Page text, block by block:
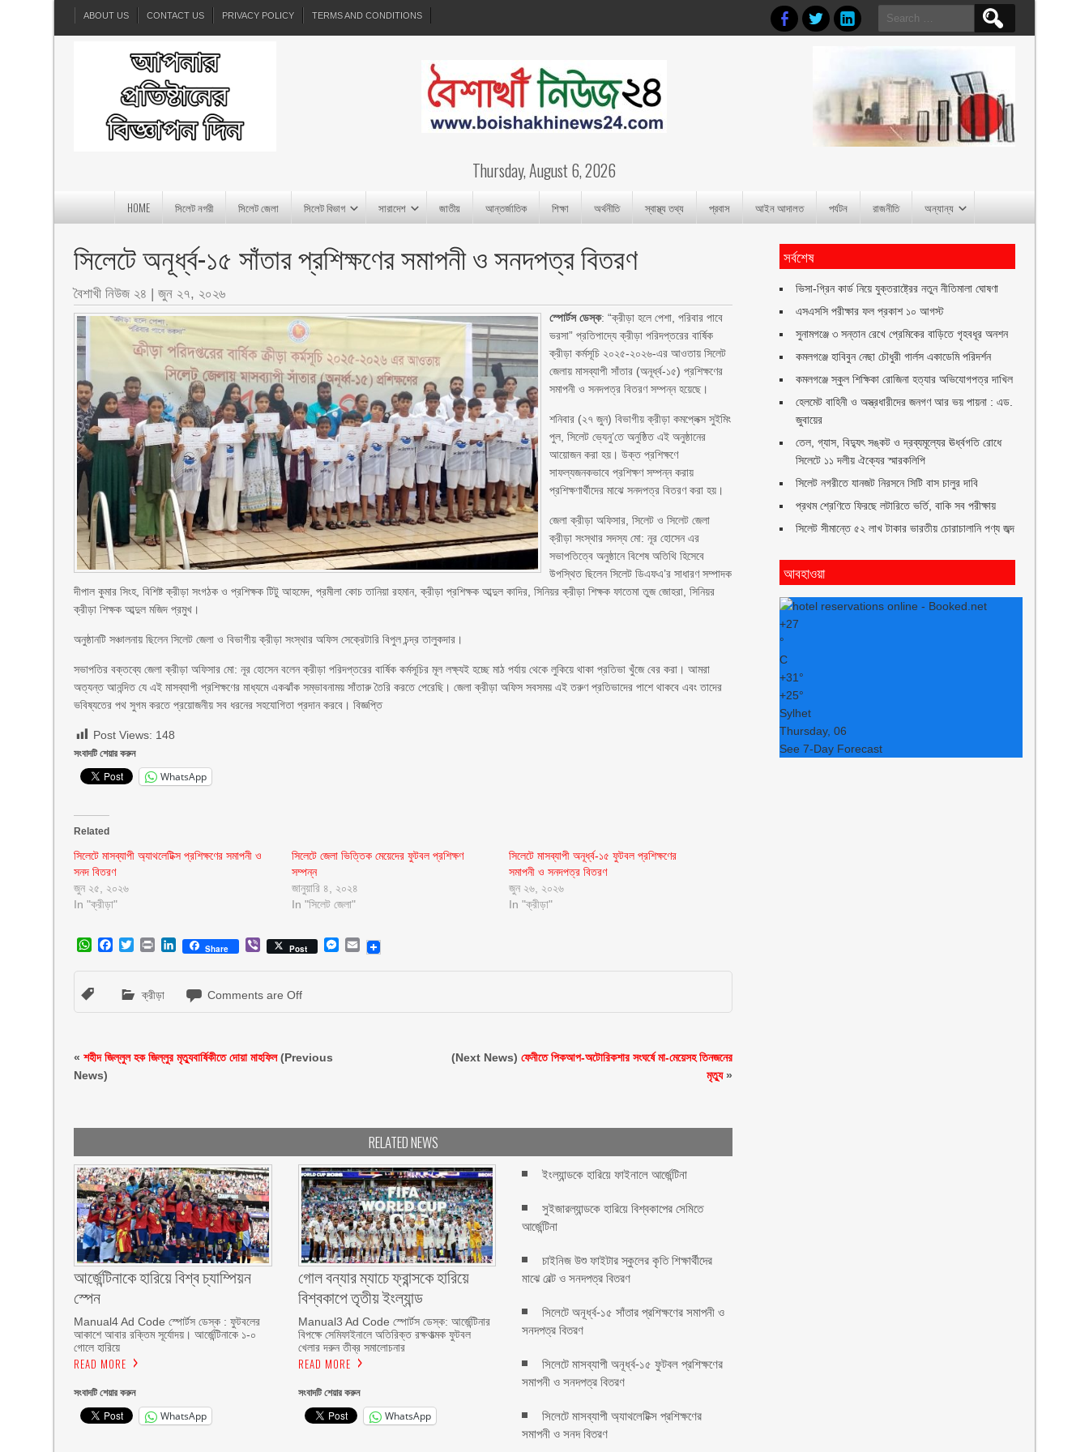
ABOUT US CONTACT US PRIVACY POLICY TERMS AND CONDITIONS
Search
for:
Thursday, August 6, 2026
HOME সিলেট নগরী সিলেট জেলা সিলেট বিভাগ সারাদেশ জাতীয় আন্তর্জাতিক শিক্ষা অর্থনীতি স্বাস্থ্য তথ্য প্রবাস আইন আদালত পর্যটন রাজনীতি অন্যান্য
সিলেটে অনূর্ধ্ব-১৫ সাঁতার প্রশিক্ষণের সমাপনী ও সনদপত্র বিতরণ
বৈশাখী নিউজ ২৪ |জুন ২৭, ২০২৬
স্পোর্টস ডেস্ক: “ক্রীড়া হলে পেশা, পরিবার পাবে
ভরসা” প্রতিপাদ্যে ক্রীড়া পরিদপ্তরের বার্ষিক
ক্রীড়া কর্মসূচি ২০২৫-২০২৬-এর আওতায় সিলেট
জেলায় মাসব্যাপী সাঁতার (অনূর্ধ্ব-১৫) প্রশিক্ষণের
সমাপনী ও সনদপত্র বিতরণ সম্পন্ন হয়েছে।
শনিবার (২৭ জুন) বিভাগীয় ক্রীড়া কমপ্লেক্স সুইমিং
পুল, সিলেট ভ্যেনু’তে অনুষ্ঠিত এই অনুষ্ঠানের
আয়োজন করা হয়। উক্ত প্রশিক্ষণে
সাফল্যজনকভাবে প্রশিক্ষণ সম্পন্ন করায়
প্রশিক্ষণার্থীদের মাঝে সনদপত্র বিতরণ করা হয়।
জেলা ক্রীড়া অফিসার, সিলেট ও সিলেট জেলা
ক্রীড়া সংস্থার সদস্য মো: নূর হোসেন এর
সভাপতিত্বে অনুষ্ঠানে বিশেষ অতিথি হিসেবে
উপস্থিত ছিলেন সিলেট ডিএফএ’র সাধারণ সম্পাদক
দীপাল কুমার সিংহ, বিশিষ্ট ক্রীড়া সংগঠক ও প্রশিক্ষক টিটু আহমেদ, প্রমীলা কোচ তানিয়া রহমান, ক্রীড়া প্রশিক্ষক আব্দুল কাদির, সিনিয়র ক্রীড়া শিক্ষক ফাতেমা তুজ জোহরা, সিনিয়র
ক্রীড়া শিক্ষক আব্দুল মজিদ প্রমুখ।
অনুষ্ঠানটি সঞ্চালনায় ছিলেন সিলেট জেলা ও বিভাগীয় ক্রীড়া সংস্থার অফিস সেক্রেটারি বিপুল চন্দ্র তালুকদার।
সভাপতির বক্তব্যে জেলা ক্রীড়া অফিসার মো: নূর হোসেন বলেন ক্রীড়া পরিদপ্তরের বার্ষিক কর্মসূচির মূল লক্ষ্যই হচ্ছে মাঠ পর্যায় থেকে লুকিয়ে থাকা প্রতিভা খুঁজে বের করা। আমরা
অত্যন্ত আনন্দিত যে এই মাসব্যাপী প্রশিক্ষণের মাধ্যমে একঝাঁক সম্ভাবনাময় সাঁতারু তৈরি করতে পেরেছি। জেলা ক্রীড়া অফিস সবসময় এই তরুণ প্রতিভাদের পাশে থাকবে এবং তাদের
ভবিষ্যতের পথ সুগম করতে প্রয়োজনীয় সব ধরনের সহযোগিতা প্রদান করবে। বিজ্ঞপ্তি
Post Views: 148
সংবাদটি শেয়ার করুন
WhatsApp
Related
সিলেটে মাসব্যাপী অ্যাথলেটিক্স প্রশিক্ষণের সমাপনী ও
সনদ বিতরণ
জুন ২৫, ২০২৬
In "ক্রীড়া"
সিলেটে জেলা ভিত্তিক মেয়েদের ফুটবল প্রশিক্ষণ
সম্পন্ন
জানুয়ারি ৪, ২০২৪
In "সিলেট জেলা"
সিলেটে মাসব্যাপী অনূর্ধ্ব-১৫ ফুটবল প্রশিক্ষণের
সমাপনী ও সনদপত্র বিতরণ
জুন ২৬, ২০২৬
In "ক্রীড়া"
WhatsApp
Facebook
Twitter
Print LinkedIn
Share ViberPost Messenger
Email
ক্রীড়া Comments are Off
«শহীদ জিল্লুল হক জিল্লুর মৃত্যুবার্ষিকীতে দোয়া মাহফিল(Previous
News)
(Next News)ফেনীতে পিকআপ-অটোরিকশার সংঘর্ষে মা-মেয়েসহ তিনজনের
মৃত্যু»
RELATED NEWS
আর্জেন্টিনাকে হারিয়ে বিশ্ব চ্যাম্পিয়ন
স্পেন
Manual4 Ad Code স্পোর্টস ডেস্ক : ফুটবলের
আকাশে আবার রক্তিম সূর্যোদয়। আর্জেন্টিনাকে ১-০
গোলে হারিয়ে
READ MORE
সংবাদটি শেয়ার করুন
WhatsApp
গোল বন্যার ম্যাচে ফ্রান্সকে হারিয়ে
বিশ্বকাপে তৃতীয় ইংল্যান্ড
Manual3 Ad Code স্পোর্টস ডেস্ক: আর্জেন্টিনার
বিপক্ষে সেমিফাইনালে অতিরিক্ত রক্ষণাত্মক ফুটবল
খেলার দরুন তীব্র সমালোচনার
READ MORE
সংবাদটি শেয়ার করুন
WhatsApp
ইংল্যান্ডকে হারিয়ে ফাইনালে আর্জেন্টিনা
সুইজারল্যান্ডকে হারিয়ে বিশ্বকাপের সেমিতে
আর্জেন্টিনা
চাইনিজ উশু ফাইটার স্কুলের কৃতি শিক্ষার্থীদের
মাঝে বেল্ট ও সনদপত্র বিতরণ
সিলেটে অনূর্ধ্ব-১৫ সাঁতার প্রশিক্ষণের সমাপনী ও
সনদপত্র বিতরণ
সিলেটে মাসব্যাপী অনূর্ধ্ব-১৫ ফুটবল প্রশিক্ষণের
সমাপনী ও সনদপত্র বিতরণ
সিলেটে মাসব্যাপী অ্যাথলেটিক্স প্রশিক্ষণের
সমাপনী ও সনদ বিতরণ
সর্বশেষ
ভিসা-গ্রিন কার্ড নিয়ে যুক্তরাষ্ট্রের নতুন নীতিমালা ঘোষণা
এসএসসি পরীক্ষার ফল প্রকাশ ১০ আগস্ট
সুনামগঞ্জে ৩ সন্তান রেখে প্রেমিকের বাড়িতে গৃহবধূর অনশন
কমলগঞ্জে হাবিবুন নেছা চৌধুরী গার্লস একাডেমি পরিদর্শন
কমলগঞ্জে স্কুল শিক্ষিকা রোজিনা হত্যার অভিযোগপত্র দাখিল
হেলমেট বাহিনী ও অস্ত্রধারীদের জনগণ আর ভয় পায়না : এড.
জুবায়ের
তেল, গ্যাস, বিদ্যুৎ সঙ্কট ও দ্রব্যমূল্যের ঊর্ধ্বগতি রোধে
সিলেটে ১১ দলীয় ঐক্যের স্মারকলিপি
সিলেট নগরীতে যানজট নিরসনে সিটি বাস চালুর দাবি
প্রথম শ্রেণিতে ফিরছে লটারিতে ভর্তি, বাকি সব পরীক্ষায়
সিলেট সীমান্তে ৫২ লাখ টাকার ভারতীয় চোরাচালানি পণ্য জব্দ
আবহাওয়া
+27
°
C
+31°
+25°
Sylhet
Thursday, 06
See 7-Day Forecast